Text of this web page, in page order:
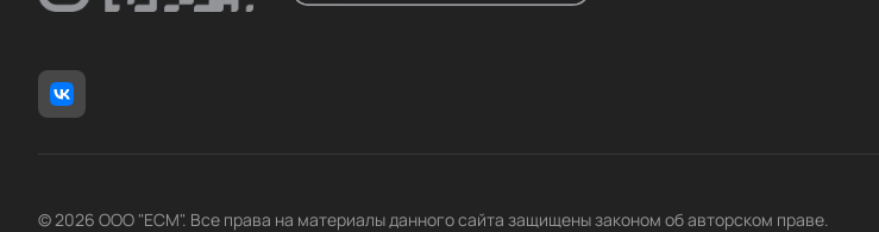
© 2026 ООО "ЕСМ". Все права на материалы данного сайта защищены законом об авторском праве.